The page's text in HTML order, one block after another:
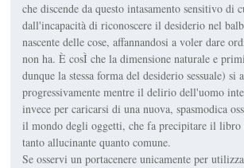
che discende da questo intasamento sensitivo di
dall'incapacità di riconoscere il desiderio nel
nascente delle cose, affannandosi a voler dare
non ha. È cosÌ che la dimensione naturale e
dunque la stessa forma del desiderio sessuale) si
progressivamente mentre il delirio dell'uomo
invece per caricarsi di una nuova, spasmodica
il mondo degli oggetti, che fa precipitare il libro
tanto allucinante quanto comune.
Se osservi un portacenere unicamente per